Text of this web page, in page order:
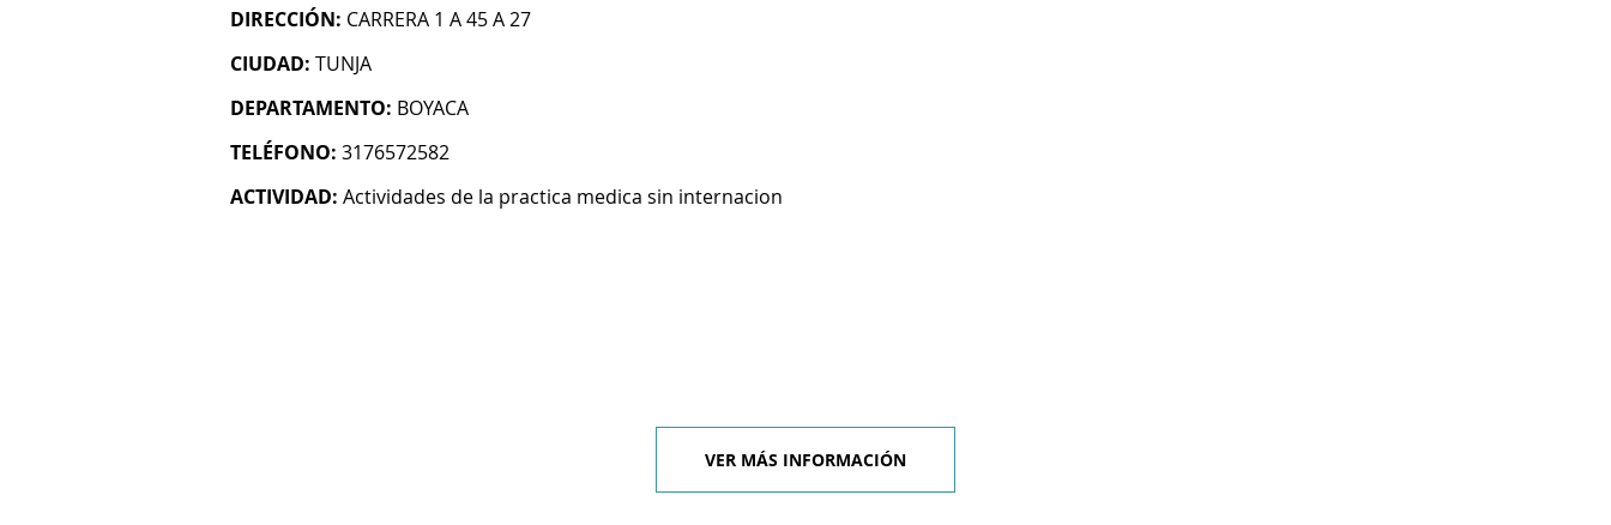
DIRECCIÓN: CARRERA 1 A 45 A 27
CIUDAD: TUNJA
DEPARTAMENTO: BOYACA
TELÉFONO: 3176572582
ACTIVIDAD: Actividades de la practica medica sin internacion
VER MÁS INFORMACIÓN